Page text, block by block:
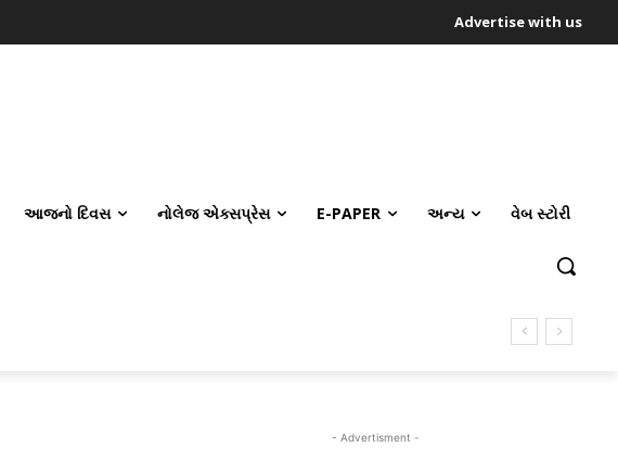
Advertise with us
આજનો દિવસ નોલેજ એક્સપ્રેસ E-PAPER અન્ય વેબ સ્ટોરી
ગયો છે
- Advertisment -